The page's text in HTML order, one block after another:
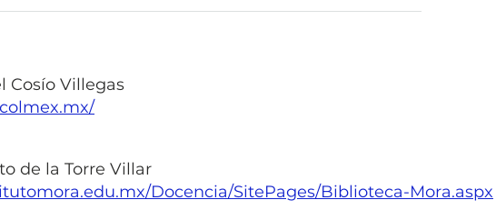
Cosío Villegas
de la Torre Villar
Docencia/SitePages/Biblioteca-Mora.aspx